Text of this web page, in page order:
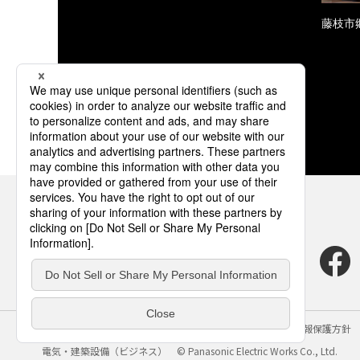
藤枝市
サイトのご利用にあたって クッキーポリシー
個人情報保護方針
電気・建築設備（ビジネス）
© Panasonic Electric Works Co., Ltd.